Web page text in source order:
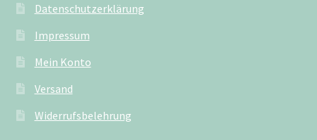
Datenschutzerklärung
Impressum
Mein Konto
Versand
Widerrufsbelehrung